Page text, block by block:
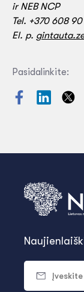
ir NEB NCP
Tel. +370 608
El. p.
Pasidalinkite: